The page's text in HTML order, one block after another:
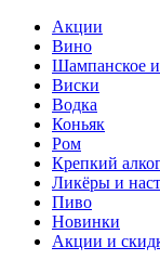
Акции
Вино
Шампанское
Виски
Водка
Коньяк
Ром
Крепкий
Ликёры и
Пиво
Новинки
Акции и